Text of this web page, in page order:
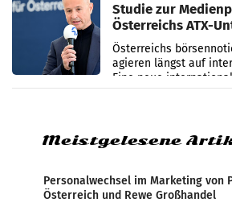
Studie zur
Österreichs ATX-
international
werden
Österreichs
agieren längst auf
Eine neue
Meistgelesene
Personalwechsel im Marketing von
Österreich und Rewe Großhandel